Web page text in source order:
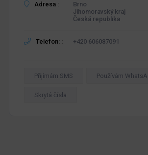
Adresa :
Brno
Jihomoravský kraj
Česká republika
Telefon: : +420 606087091
Přijímám SMS Používám
Skrytá čísla